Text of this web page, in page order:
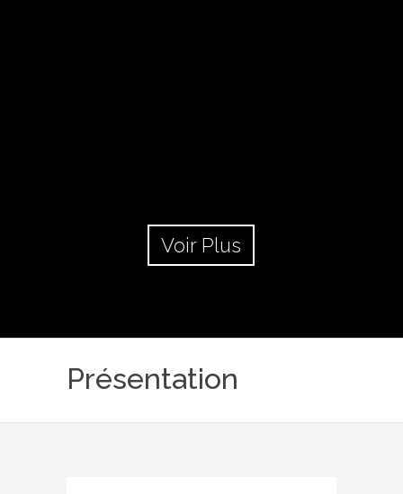
Voir Plus
Présentation